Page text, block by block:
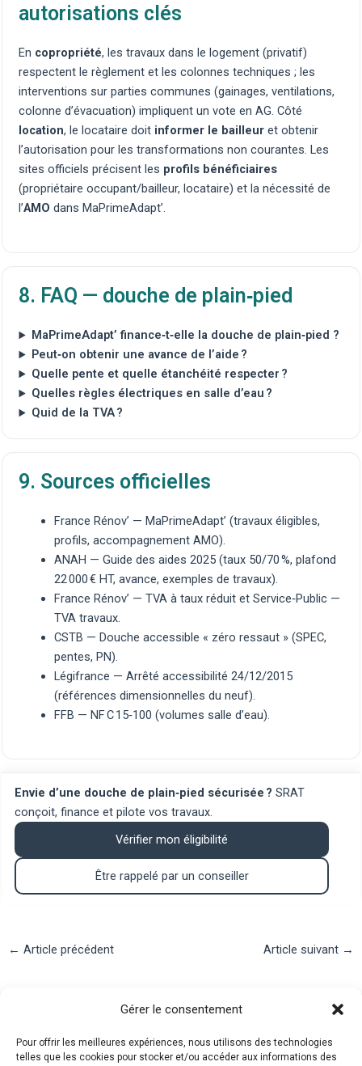
Gérer le consentement
Pour offrir les meilleures expériences, nous utilisons des technologies
telles que les cookies pour stocker et/ou accéder aux informations des
autorisations clés
En copropriété, les travaux dans le logement (privatif)
respectent le règlement et les colonnes techniques ; les
interventions sur parties communes (gainages, ventilations,
colonne d’évacuation) impliquent un vote en AG. Côté
location, le locataire doit informer le bailleur et obtenir
l’autorisation pour les transformations non courantes. Les
sites officiels précisent les profils bénéficiaires
(propriétaire occupant/bailleur, locataire) et la nécessité de
l’AMO dans MaPrimeAdapt’.
8. FAQ — douche de plain‑pied
MaPrimeAdapt’ finance‑t‑elle la douche de plain‑pied ?
Peut‑on obtenir une avance de l’aide ?
Quelle pente et quelle étanchéité respecter ?
Quelles règles électriques en salle d’eau ?
Quid de la TVA ?
9. Sources officielles
France Rénov’ — MaPrimeAdapt’ (travaux éligibles,
profils, accompagnement AMO).
ANAH — Guide des aides 2025 (taux 50/70 %, plafond
22 000 € HT, avance, exemples de travaux).
France Rénov’ — TVA à taux réduit etService‑Public —
TVA travaux.
CSTB — Douche accessible « zéro ressaut » (SPEC,
pentes, PN).
Légifrance — Arrêté accessibilité 24/12/2015
(références dimensionnelles du neuf).
FFB — NF C 15‑100 (volumes salle d’eau).
Envie d’une douche de plain‑pied sécurisée ? SRAT
conçoit, finance et pilote vos travaux.
Vérifier mon éligibilité
Être rappelé par un conseiller
Navigation
← Article précédent Article suivant →